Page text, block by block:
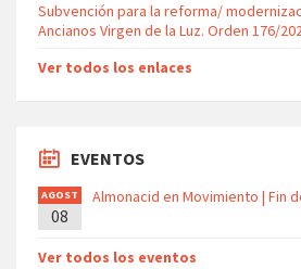
Subvención para la reforma/
Ancianos Virgen de la Luz. Orden 176/
Ver todos los enlaces
EVENTOS
AGOST
O
08
Almonacid en Movimiento | Fin
Ver todos los eventos